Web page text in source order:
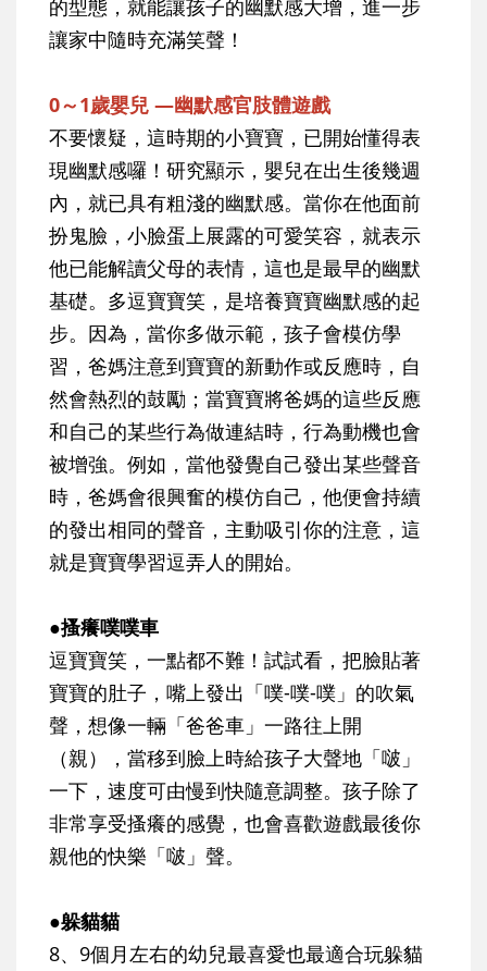
的型態，就能讓孩子的幽默感大增，進一步
讓家中隨時充滿笑聲！
0～1歲嬰兒 —幽默感官肢體遊戲
不要懷疑，這時期的小寶寶，已開始懂得表
現幽默感囉！研究顯示，嬰兒在出生後幾週
內，就已具有粗淺的幽默感。當你在他面前
扮鬼臉，小臉蛋上展露的可愛笑容，就表示
他已能解讀父母的表情，這也是最早的幽默
基礎。多逗寶寶笑，是培養寶寶幽默感的起
步。因為，當你多做示範，孩子會模仿學
習，爸媽注意到寶寶的新動作或反應時，自
然會熱烈的鼓勵；當寶寶將爸媽的這些反應
和自己的某些行為做連結時，行為動機也會
被增強。例如，當他發覺自己發出某些聲音
時，爸媽會很興奮的模仿自己，他便會持續
的發出相同的聲音，主動吸引你的注意，這
就是寶寶學習逗弄人的開始。
●搔癢噗噗車
逗寶寶笑，一點都不難！試試看，把臉貼著
寶寶的肚子，嘴上發出「噗-噗-噗」的吹氣
聲，想像一輛「爸爸車」一路往上開
（親），當移到臉上時給孩子大聲地「啵」
一下，速度可由慢到快隨意調整。孩子除了
非常享受搔癢的感覺，也會喜歡遊戲最後你
親他的快樂「啵」聲。
●躲貓貓
8、9個月左右的幼兒最喜愛也最適合玩躲貓